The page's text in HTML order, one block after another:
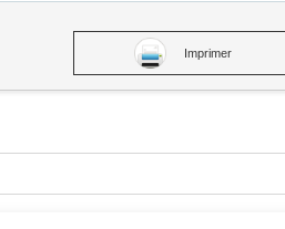
Imprimer